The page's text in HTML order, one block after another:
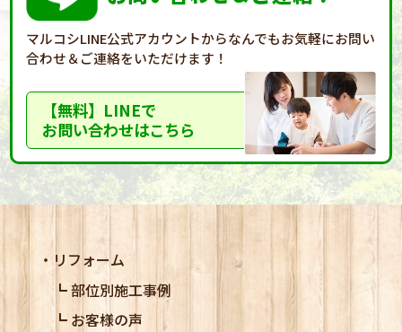
マルコシLINE公式アカウントからなんでもお気軽にお問い
合わせ＆ご連絡をいただけます！
【無料】LINEで
お問い合わせはこちら
リフォーム
部位別施工事例
お客様の声